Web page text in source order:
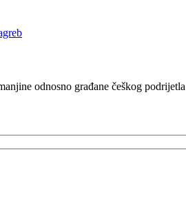
odnosno građane češkog